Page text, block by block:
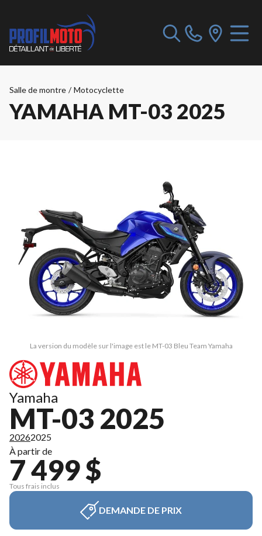
Salle de montre / Motocyclette
YAMAHA MT-03 2025
La version du modèle sur l'image est le MT-03 Bleu Team Yamaha
Yamaha
MT-03 2025
20262025
À partir de
7 499 $
Tous frais inclus
DEMANDE DE PRIX